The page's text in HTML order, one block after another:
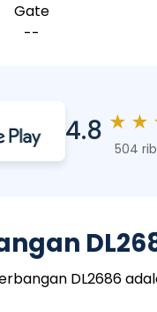
Gate
--
4.8 ★ ★
504
DL2686